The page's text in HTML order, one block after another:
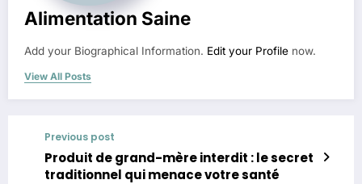
Alimentation Saine
Add your Biographical Information. Edit your Profile now.
View All Posts
Previous post
Produit de grand-mère interdit : le secret
traditionnel qui menace votre santé